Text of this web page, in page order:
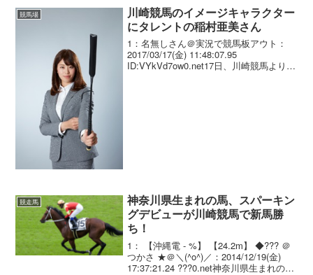
競馬場
川崎競馬のイメージキャラクター
にタレントの稲村亜美さん
1：名無しさん＠実況で競馬板アウト：
2017/03/17(金) 11:48:07.95
ID:VYkVd7ow0.net17日、川崎競馬より平
競走馬
神奈川県生まれの馬、スパーキン
グデビューが川崎競馬で新馬勝
ち！
1： 【沖縄電 - %】 【24.2m】 ◆??? ＠
つかさ ★＠＼(^o^)／：2014/12/19(金)
17:37:21.24 ???0.net神奈川県生まれの馬